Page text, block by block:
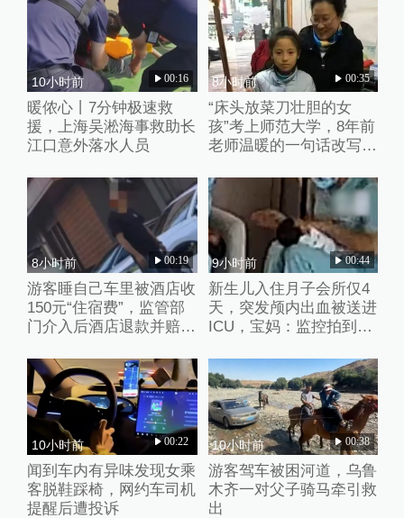
10小时前 00:16
暖侬心丨7分钟极速救
援，上海吴淞海事救助长
江口意外落水人员
8小时前 00:35
“床头放菜刀壮胆的女
孩”考上师范大学，8年前
老师温暖的一句话改写了
8小时前 00:19
游客睡自己车里被酒店收
150元“住宿费”，监管部
门介入后酒店退款并赔偿
9小时前 00:44
新生儿入住月子会所仅4
天，突发颅内出血被送进
ICU，宝妈：监控拍到护
10小时前 00:22
闻到车内有异味发现女乘
客脱鞋踩椅，网约车司机
提醒后遭投诉
10小时前 00:38
游客驾车被困河道，乌鲁
木齐一对父子骑马牵引救
出